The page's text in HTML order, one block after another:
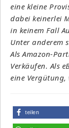
eine kleine
dabei keinerlei
in keinem Fall
Unter anderem
Als Amazon-
Verkäufen. Als
eine
teilen